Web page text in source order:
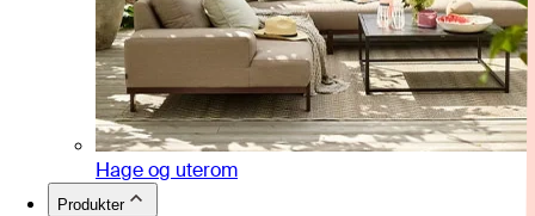
Hage og uterom
Produkter